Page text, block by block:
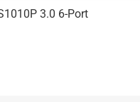
3.0 6-Port